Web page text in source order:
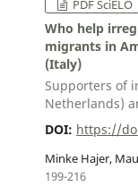
PDF SciELO
Who help
migrants in
(Italy)
Supporters of
Netherlands)
DOI: https://
Minke Hajer,
199-216